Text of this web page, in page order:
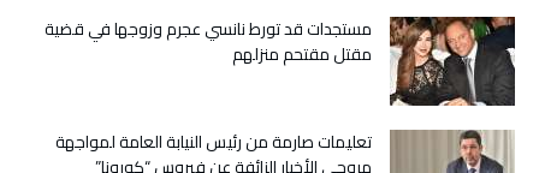
ربع
النهائي
مغلقة
مستجدات قد تورط نانسي عجرم وزوجها في قضية
مقتل مقتحم منزلهم
تعليمات صارمة من رئيس النيابة العامة لمواجهة